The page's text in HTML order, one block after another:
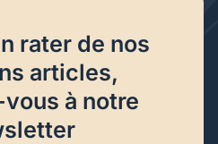
rater de nos
articles,
à notre